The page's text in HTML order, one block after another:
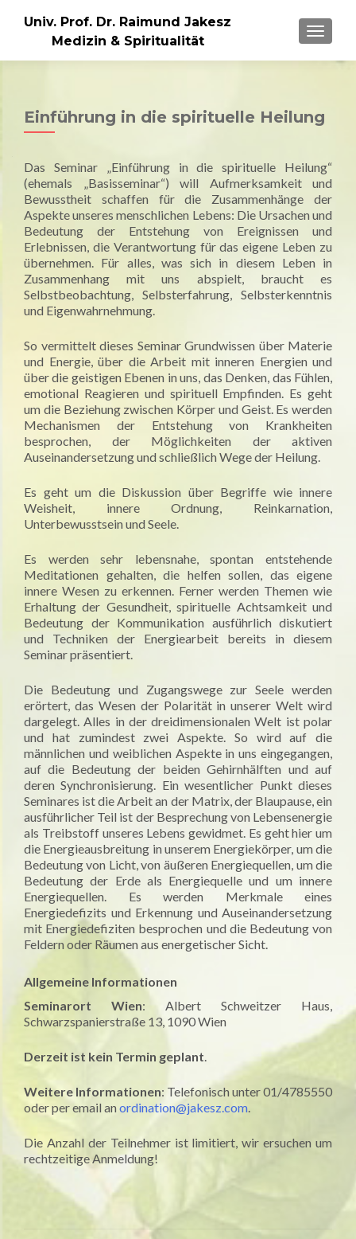
MENU
Univ. Prof. Dr. Raimund Jakesz
Medizin & Spiritualität
Einführung in die spirituelle Heilung
Das Seminar „Einführung in die spirituelle Heilung“
(ehemals „Basisseminar“) will Aufmerksamkeit und
Bewusstheit schaffen für die Zusammenhänge der
Aspekte unseres menschlichen Lebens: Die Ursachen und
Bedeutung der Entstehung von Ereignissen und
Erlebnissen, die Verantwortung für das eigene Leben zu
übernehmen. Für alles, was sich in diesem Leben in
Zusammenhang mit uns abspielt, braucht es
Selbstbeobachtung, Selbsterfahrung, Selbsterkenntnis
und Eigenwahrnehmung.
So vermittelt dieses Seminar Grundwissen über Materie
und Energie, über die Arbeit mit inneren Energien und
über die geistigen Ebenen in uns, das Denken, das Fühlen,
emotional Reagieren und spirituell Empfinden. Es geht
um die Beziehung zwischen Körper und Geist. Es werden
Mechanismen der Entstehung von Krankheiten
besprochen, der Möglichkeiten der aktiven
Auseinandersetzung und schließlich Wege der Heilung.
Es geht um die Diskussion über Begriffe wie innere
Weisheit, innere Ordnung, Reinkarnation,
Unterbewusstsein und Seele.
Es werden sehr lebensnahe, spontan entstehende
Meditationen gehalten, die helfen sollen, das eigene
innere Wesen zu erkennen. Ferner werden Themen wie
Erhaltung der Gesundheit, spirituelle Achtsamkeit und
Bedeutung der Kommunikation ausführlich diskutiert
und Techniken der Energiearbeit bereits in diesem
Seminar präsentiert.
Die Bedeutung und Zugangswege zur Seele werden
erörtert, das Wesen der Polarität in unserer Welt wird
dargelegt. Alles in der dreidimensionalen Welt ist polar
und hat zumindest zwei Aspekte. So wird auf die
männlichen und weiblichen Aspekte in uns eingegangen,
auf die Bedeutung der beiden Gehirnhälften und auf
deren Synchronisierung. Ein wesentlicher Punkt dieses
Seminares ist die Arbeit an der Matrix, der Blaupause, ein
ausführlicher Teil ist der Besprechung von Lebensenergie
als Treibstoff unseres Lebens gewidmet. Es geht hier um
die Energieausbreitung in unserem Energiekörper, um die
Bedeutung von Licht, von äußeren Energiequellen, um die
Bedeutung der Erde als Energiequelle und um innere
Energiequellen. Es werden Merkmale eines
Energiedefizits und Erkennung und Auseinandersetzung
mit Energiedefiziten besprochen und die Bedeutung von
Feldern oder Räumen aus energetischer Sicht.
Allgemeine Informationen
Seminarort Wien: Albert Schweitzer Haus,
Schwarzspanierstraße 13, 1090 Wien
Derzeit ist kein Termin geplant.
Weitere Informationen: Telefonisch unter 01/4785550
oder per email an ordination@jakesz.com.
Die Anzahl der Teilnehmer ist limitiert, wir ersuchen um
rechtzeitige Anmeldung!